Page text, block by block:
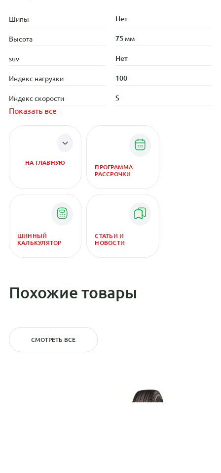
Шипы Нет
Высота 75 мм
suv Нет
Индекс нагрузки 100
Индекс скорости S
Показать все
НА ГЛАВНУЮ
ПРОГРАММА
РАССРОЧКИ
ШИННЫЙ
КАЛЬКУЛЯТОР
СТАТЬИ И
НОВОСТИ
Похожие товары
СМОТРЕТЬ ВСЕ